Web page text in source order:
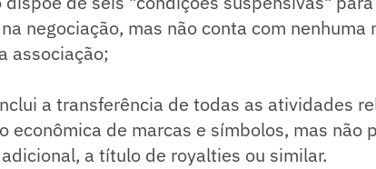
negociação, mas não conta com
associação;
a transferência de todas as atividades
econômica de marcas e símbolos, mas não
a título de royalties ou similar.